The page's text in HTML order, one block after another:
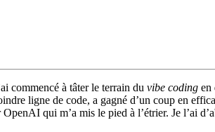
commencé à tâter le terrain du vibe coding en
ligne de code, a gagné d’un coup en
qui m’a mis le pied à l’étrier. Je l’ai